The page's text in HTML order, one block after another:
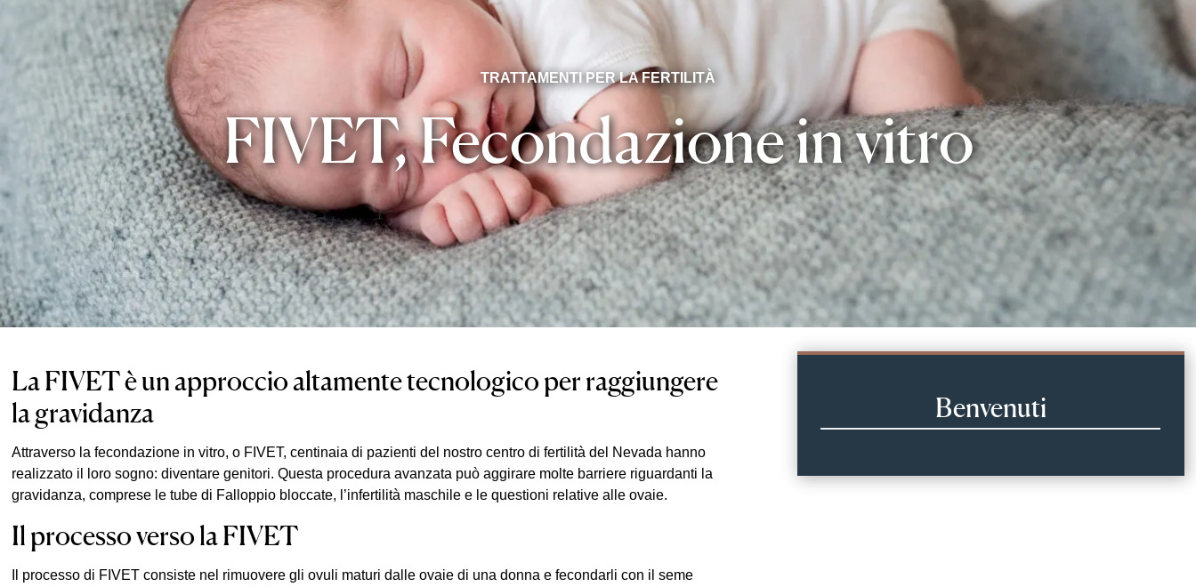
TRATTAMENTI PER LA FERTILITÀ
FIVET, Fecondazione in vitro
La FIVET è un approccio altamente tecnologico per raggiungere
la gravidanza
Attraverso la fecondazione in vitro, o FIVET, centinaia di pazienti del nostro centro di fertilità del Nevada hanno
realizzato il loro sogno: diventare genitori. Questa procedura avanzata può aggirare molte barriere riguardanti la
gravidanza, comprese le tube di Falloppio bloccate, l’infertilità maschile e le questioni relative alle ovaie.
Il processo verso la FIVET
Il processo di FIVET consiste nel rimuovere gli ovuli maturi dalle ovaie di una donna e fecondarli con il seme
Benvenuti